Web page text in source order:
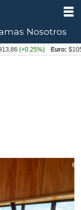
Nosotros
Euro: $1053,08(-